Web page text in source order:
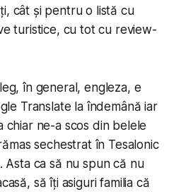
cât și pentru o listă cu
turistice, cu tot cu review-
în general, engleza, e
Translate la îndemână iar
chiar ne-a scos din belele
sechestrat în Tesalonic
Asta ca să nu spun că nu
să îți asiguri familia că